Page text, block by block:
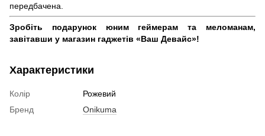
передбачена.
Зробіть подарунок юним геймерам та меломанам,
завітавши у магазин гаджетів «Ваш Девайс»!
Характеристики
Колір
Рожевий
Бренд
Onikuma